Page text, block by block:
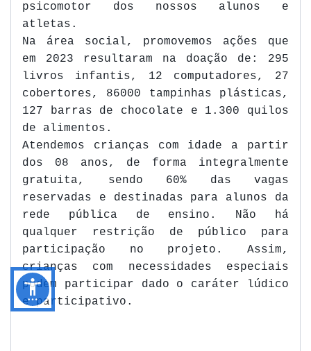
psicomotor dos nossos alunos e
atletas.
Na área social,
promovemos ações que
em 2023 resultaram na doação de: 295
livros infantis, 12 computadores, 27
cobertores, 86000 tampinhas plásticas,
127 barras de chocolate e 1.300 quilos
de alimentos.
Atendemos crianças com idade a partir
dos 08 anos, de forma integralmente
gratuita, sendo 60% das vagas
reservadas e destinadas para alunos da
rede pública de ensino. Não há
qualquer restrição de público para
participação no projeto. Assim,
crianças com necessidades especiais
podem participar dado o caráter lúdico
e participativo.